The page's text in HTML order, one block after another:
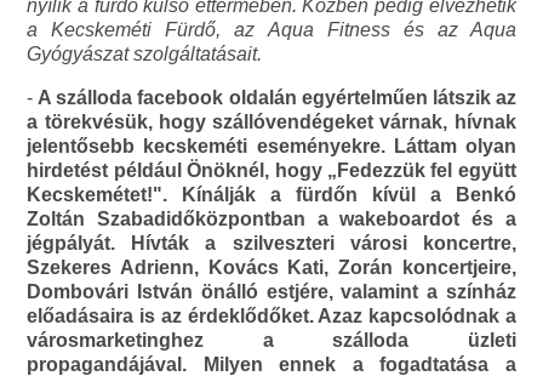
nyílik a fürdő külső éttermében. Közben pedig élvezhetik
a Kecskeméti Fürdő, az Aqua Fitness és az Aqua
Gyógyászat szolgáltatásait.
- A szálloda facebook oldalán egyértelműen látszik az
a törekvésük, hogy szállóvendégeket várnak, hívnak
jelentősebb kecskeméti eseményekre. Láttam olyan
hirdetést például Önöknél, hogy „Fedezzük fel együtt
Kecskemétet!". Kínálják a fürdőn kívül a Benkó
Zoltán Szabadidőközpontban a wakeboardot és a
jégpályát. Hívták a szilveszteri városi koncertre,
Szekeres Adrienn, Kovács Kati, Zorán koncertjeire,
Dombovári István önálló estjére, valamint a színház
előadásaira is az érdeklődőket. Azaz kapcsolódnak a
városmarketinghez a szálloda üzleti
propagandájával. Milyen ennek a fogadtatása a